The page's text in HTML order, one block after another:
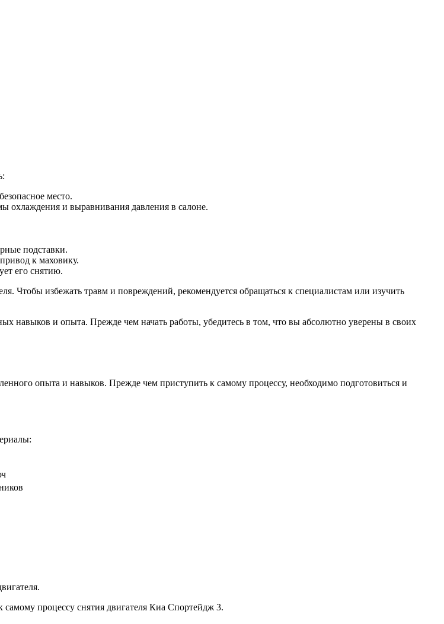
место.
и выравнивания давления в салоне.
подставки.
к маховику.
его снятию.
Чтобы избежать травм и повреждений, рекомендуется обращаться к специалистам или изучить
навыков и опыта. Прежде чем начать работы, убедитесь в том, что вы абсолютно уверены в своих
опыта и навыков. Прежде чем приступить к самому процессу, необходимо подготовиться и
самому процессу снятия двигателя Киа Спортейдж 3.